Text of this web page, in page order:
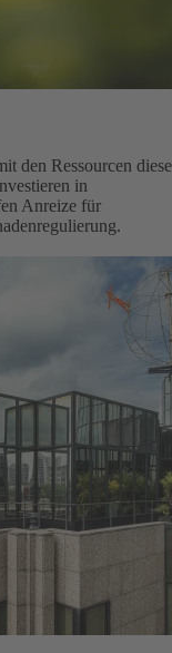
den Ressourcen
in
Anreize für